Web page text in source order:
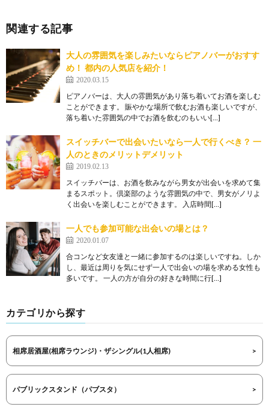
関連する記事
大人の雰囲気を楽しみたいならピアノバーがおすす
め！ 都内の人気店を紹介！
2020.03.15
ピアノバーは、大人の雰囲気があり落ち着いてお酒を楽しむ
ことができます。 賑やかな場所で飲むお酒も楽しいですが、
落ち着いた雰囲気の中でお酒を飲むのもいい[…]
スイッチバーで出会いたいなら一人で行くべき？ 一
人のときのメリットデメリット
2019.02.13
スイッチバーは、お酒を飲みながら男女が出会いを求めて集
まるスポット。倶楽部のような雰囲気の中で、男女がノリよ
く出会いを楽しむことができます。 入店時間[…]
一人でも参加可能な出会いの場とは？
2020.01.07
合コンなど女友達と一緒に参加するのは楽しいですね。しか
し、最近は周りを気にせず一人で出会いの場を求める女性も
多いです。 一人の方が自分の好きな時間に行[…]
カテゴリから探す
相席居酒屋(相席ラウンジ)・ザシングル(1人相席)
パブリックスタンド（パブスタ）